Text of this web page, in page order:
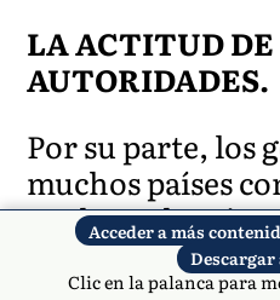
LA ACTITUD DE
AUTORIDADES.
Por su parte, los
muchos países
Paulo VI, han
solucionar
demográficos
Acceder a más
Descargar
Clic en la palanca para